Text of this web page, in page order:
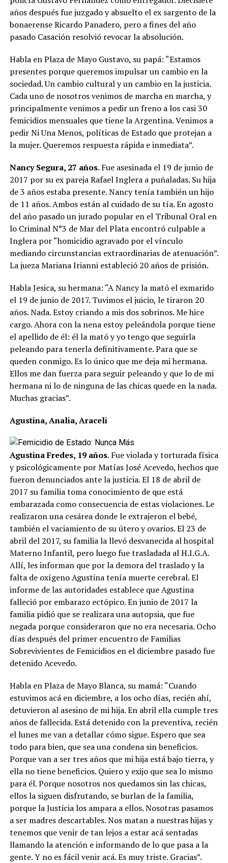
años después fue juzgado y absuelto el ex sargento de la
bonaerense Ricardo Panadero, pero a fines del año
pasado Casación resolvió revocar la absolución.
Habla en Plaza de Mayo Gustavo, su papá: “Estamos
presentes porque queremos impulsar un cambio en la
sociedad. Un cambio cultural y un cambio en la justicia.
Cada uno de nosotros venimos de marcha en marcha, y
principalmente venimos a pedir un freno a los casi 30
femicidios mensuales que tiene la Argentina. Venimos a
pedir Ni Una Menos, políticas de Estado que protejan a
la mujer. Queremos respuesta rápida e inmediata”.
Nancy Segura, 27 años. Fue asesinada el 19 de junio de
2017 por su ex pareja Rafael Inglera a puñaladas. Su hija
de 3 años estaba presente. Nancy tenía también un hijo
de 11 años. Ambos están al cuidado de su tía. En agosto
del año pasado un jurado popular en el Tribunal Oral en
lo Criminal N°3 de Mar del Plata encontró culpable a
Inglera por “homicidio agravado por el vínculo
mediando circunstancias extraordinarias de atenuación”.
La jueza Mariana Irianni estableció 20 años de prisión.
Habla Jesica, su hermana: “A Nancy la mató el exmarido
el 19 de junio de 2017. Tuvimos el juicio, le tiraron 20
años. Nada. Estoy criando a mis dos sobrinos. Me hice
cargo. Ahora con la nena estoy peleándola porque tiene
el apellido de él: él la mató y yo tengo que seguirla
peleando para tenerla definitivamente. Para que se
queden conmigo. Es lo único que me deja mi hermana.
Ellos me dan fuerza para seguir peleando y que lo de mi
hermana ni lo de ninguna de las chicas quede en la nada.
Muchas gracias”.
Agustina, Analia, Araceli
Agustina Fredes, 19 años. Fue violada y torturada física
y psicológicamente por Matías José Acevedo, hechos que
fueron denunciados ante la justicia. El 18 de abril de
2017 su familia toma conocimiento de que está
embarazada como consecuencia de estas violaciones. Le
realizaron una cesárea donde le extrajeron el bebé,
también el vaciamiento de su útero y ovarios. El 23 de
abril del 2017, su familia la llevó desvanecida al hospital
Materno Infantil, pero luego fue trasladada al H.I.G.A.
Allí, les informan que por la demora del traslado y la
falta de oxígeno Agustina tenía muerte cerebral. El
informe de las autoridades establece que Agustina
falleció por embarazo ectópico. En junio de 2017 la
familia pidió que se realizara una autopsia, que fue
negada porque consideraron que no era necesaria. Ocho
días después del primer encuentro de Familias
Sobrevivientes de Femicidios en el diciembre pasado fue
detenido Acevedo.
Habla en Plaza de Mayo Blanca, su mamá: “Cuando
estuvimos acá en diciembre, a los ocho días, recién ahí,
detuvieron al asesino de mi hija. En abril ella cumple tres
años de fallecida. Está detenido con la preventiva, recién
el lunes me van a detallar cómo sigue. Espero que sea
todo para bien, que sea una condena sin beneficios.
Porque van a ser tres años que mi hija está bajo tierra, y
ella no tiene beneficios. Quiero y exijo que sea lo mismo
para él. Porque nosotros nos quedamos sin las chicas,
ellos la siguen disfrutando, se burlan de la familia,
porque la Justicia los ampara a ellos. Nosotras pasamos
a ser madres descartables. Nos matan a nuestras hijas y
tenemos que venir de tan lejos a estar acá sentadas
llamando la atención e informando de lo que pasa a la
gente. Y no es fácil venir acá. Es muy triste. Gracias”.